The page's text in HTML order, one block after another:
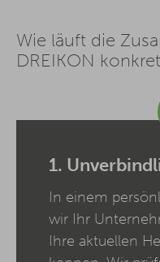
Wie läuft die
DREIKON
1.
In einem
wir Ihr
Ihre aktuellen